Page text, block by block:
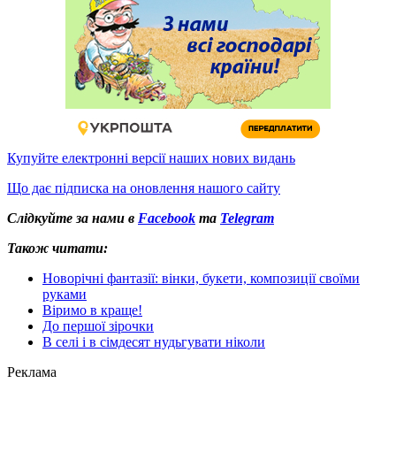
Купуйте електронні версії наших нових видань
Що дає підписка на оновлення нашого сайту
Слідкуйте за нами в Facebook та Telegram
Також читати:
Новорічні фантазії: вінки, букети, композиції своїми
руками
Віримо в краще!
До першої зірочки
В селі і в сімдесят нудьгувати ніколи
Реклама